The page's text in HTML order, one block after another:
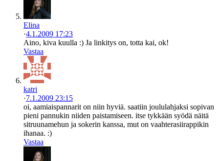
Elina
·4.1.2009 17:23
Aino, kiva kuulla :) Ja linkitys on, totta kai, ok!
Vastaa
katri
·7.1.2009 23:15
oi, aamiaispannarit on niin hyviä. saatiin joululahjaksi sopivan
pieni pannukin niiden paistamiseen. itse tykkään syödä näitä
sitruunamehun ja sokerin kanssa, mut on vaahterasiirappikin
ihanaa. :)
Vastaa